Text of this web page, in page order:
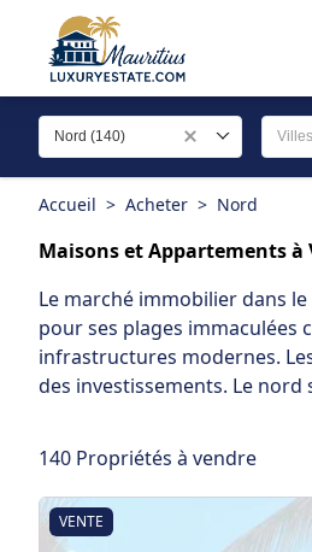
Accueil > Acheter > Nord
Nord (140) Villes
Maisons et Appartements à
Le marché immobilier dans le
pour ses plages immaculées
infrastructures modernes.
des investissements. Le
140 Propriétés à vendre
VENTE